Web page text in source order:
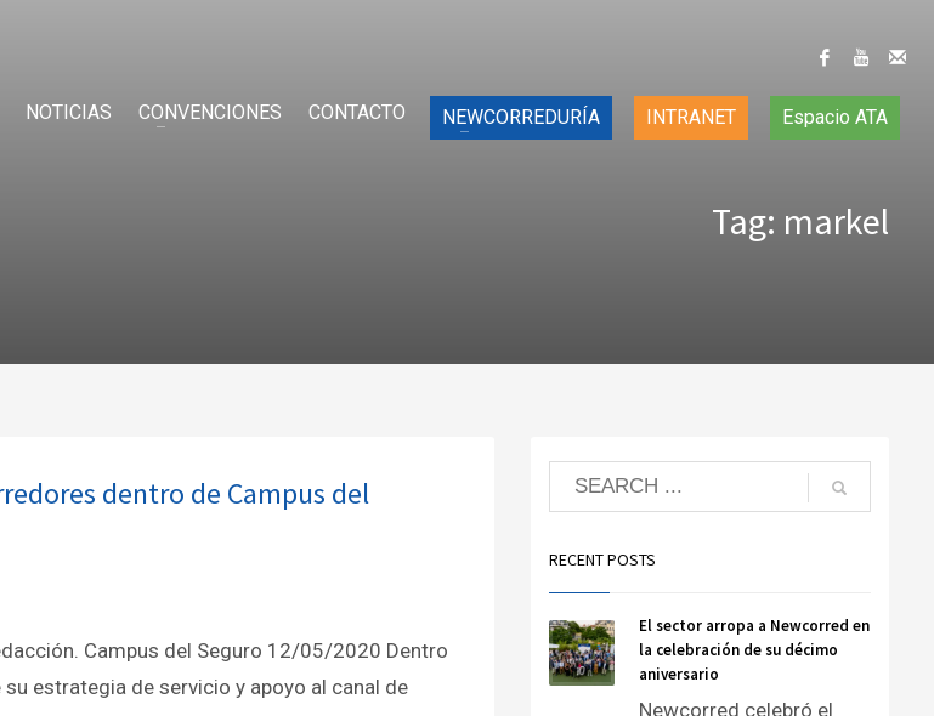
NOTICIAS CONVENCIONES CONTACTO NEWCORREDURÍA INTRANET Espacio ATA
Tag: markel
dentro de Campus del
Campus del Seguro 12/05/2020 Dentro
su estrategia de servicio y apoyo al canal de
RECENT POSTS
El sector arropa a Newcorred en
la celebración de su décimo
aniversario
Newcorred celebró el